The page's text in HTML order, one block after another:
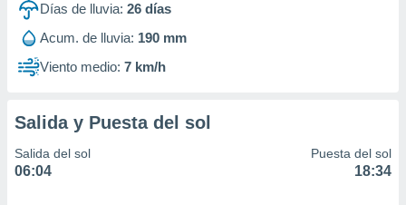
de
1199
Días de lluvia: 26 días
Acum. de lluvia: 190 mm
Viento medio: 7 km/h
Salida y Puesta del sol
Salida del sol
06:04
Puesta del sol
18:34